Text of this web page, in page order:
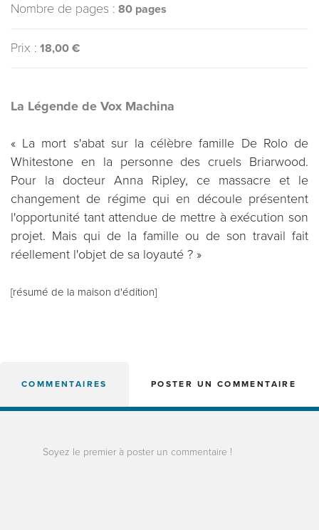
Nombre de pages : 80 pages
Prix : 18,00 €
La Légende de Vox Machina
« La mort s'abat sur la célèbre famille De Rolo de
Whitestone en la personne des cruels Briarwood.
Pour la docteur Anna Ripley, ce massacre et le
changement de régime qui en découle présentent
l'opportunité tant attendue de mettre à exécution son
projet. Mais qui de la famille ou de son travail fait
réellement l'objet de sa loyauté ? »
[résumé de la maison d'édition]
COMMENTAIRES POSTER UN COMMENTAIRE
Soyez le premier à poster un commentaire !